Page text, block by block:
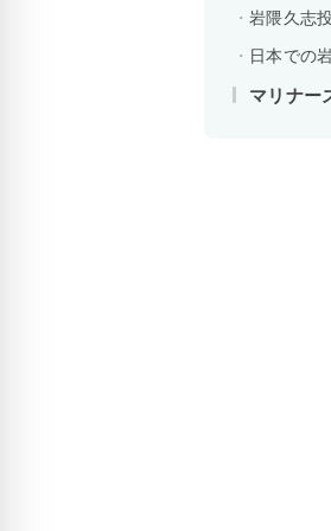
岩隈久志
日本での
マリナー